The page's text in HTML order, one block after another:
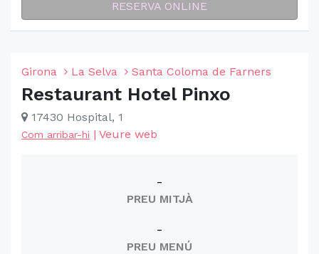
RESERVA ONLINE
Girona La Selva Santa Coloma de Farners
Restaurant Hotel Pinxo
17430 Hospital, 1
Com arribar-hi | Veure web
-
PREU MITJÀ
-
PREU MENÚ